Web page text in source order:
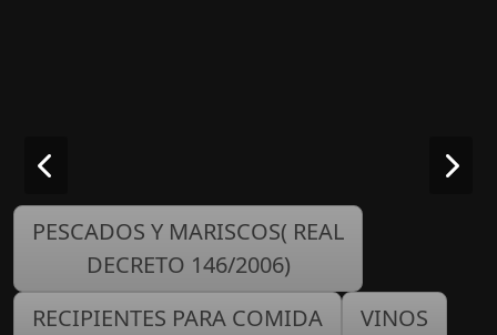
PESCADOS Y MARISCOS( REAL
DECRETO 146/2006)
RECIPIENTES PARA COMIDA
VINOS